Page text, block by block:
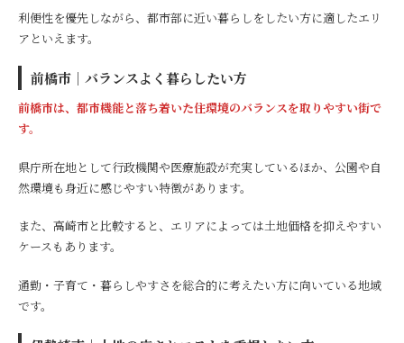
利便性を優先しながら、都市部に近い暮らしをしたい方に適したエリ
アといえます。
前橋市｜バランスよく暮らしたい方
前橋市は、都市機能と落ち着いた住環境のバランスを取りやすい街で
す。
県庁所在地として行政機関や医療施設が充実しているほか、公園や自
然環境も身近に感じやすい特徴があります。
また、高崎市と比較すると、エリアによっては土地価格を抑えやすい
ケースもあります。
通勤・子育て・暮らしやすさを総合的に考えたい方に向いている地域
です。